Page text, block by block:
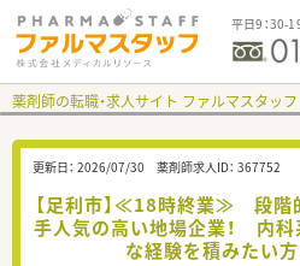
平日9：30-
薬剤師の転職・求人サイト ファルマスタッフ
更新日： 2026/07/30 薬剤師求人ID： 367752
【足利市】≪18時終業≫ 段
手人気の高い地場企業！ 内
な経験を積みたい